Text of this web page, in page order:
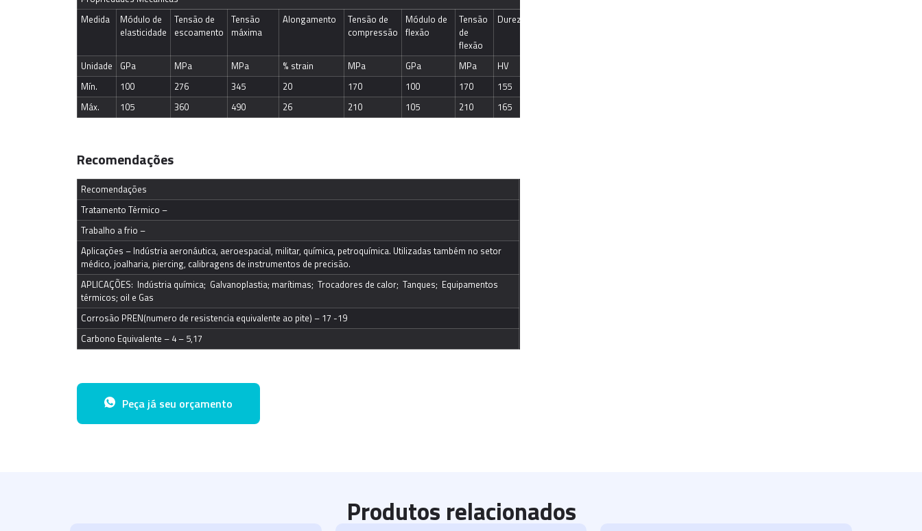
Medida
Módulo de
elasticidade
Tensão de
escoamento
Tensão
máxima
Alongamento
Tensão de
compressão
Módulo de
flexão
Tensão
de
flexão
Dureza
Unidade GPa MPa MPa % strain MPa GPa MPa HV
Mín.
100 276 345 20 170 100 170 155
Máx.
105 360 490 26 210 105 210 165
Recomendações
Recomendações
Tratamento Térmico –
Trabalho a frio –
Aplicações – Indústria aeronáutica, aeroespacial, militar, química, petroquímica. Utilizadas também no setor
médico, joalharia, piercing, calibragens de instrumentos de precisão.
APLICAÇÕES:  Indústria química;  Galvanoplastia; marítimas;  Trocadores de calor;  Tanques;  Equipamentos
térmicos; oil e Gas
Corrosão PREN(numero de resistencia equivalente ao pite) – 17 -19
Carbono Equivalente – 4 – 5,17
Peça já seu orçamento
Produtos relacionados